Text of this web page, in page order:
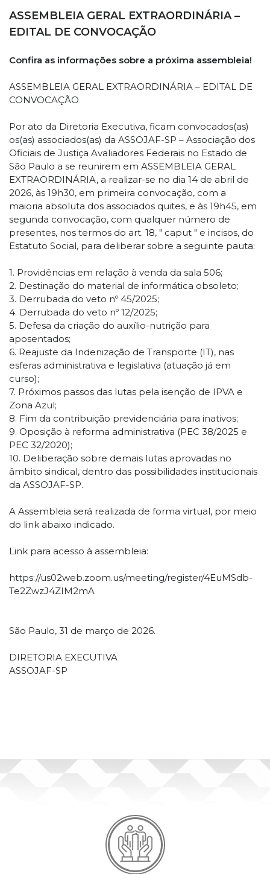
ASSEMBLEIA GERAL EXTRAORDINÁRIA –
EDITAL DE CONVOCAÇÃO
Confira as informações sobre a próxima assembleia!
ASSEMBLEIA GERAL EXTRAORDINÁRIA – EDITAL DE
CONVOCAÇÃO
Por ato da Diretoria Executiva, ficam convocados(as)
os(as) associados(as) da ASSOJAF-SP – Associação dos
Oficiais de Justiça Avaliadores Federais no Estado de
São Paulo a se reunirem em ASSEMBLEIA GERAL
EXTRAORDINÁRIA, a realizar-se no dia 14 de abril de
2026, às 19h30, em primeira convocação, com a
maioria absoluta dos associados quites, e às 19h45, em
segunda convocação, com qualquer número de
presentes, nos termos do art. 18, " caput " e incisos, do
Estatuto Social, para deliberar sobre a seguinte pauta:
1. Providências em relação à venda da sala 506;
2. Destinação do material de informática obsoleto;
3. Derrubada do veto nº 45/2025;
4. Derrubada do veto nº 12/2025;
5. Defesa da criação do auxílio-nutrição para
aposentados;
6. Reajuste da Indenização de Transporte (IT), nas
esferas administrativa e legislativa (atuação já em
curso);
7. Próximos passos das lutas pela isenção de IPVA e
Zona Azul;
8. Fim da contribuição previdenciária para inativos;
9. Oposição à reforma administrativa (PEC 38/2025 e
PEC 32/2020);
10. Deliberação sobre demais lutas aprovadas no
âmbito sindical, dentro das possibilidades institucionais
da ASSOJAF-SP.
A Assembleia será realizada de forma virtual, por meio
do link abaixo indicado.
Link para acesso à assembleia:
https://us02web.zoom.us/meeting/register/4EuMSdb-
Te2ZwzJ4ZIM2mA
São Paulo, 31 de março de 2026.
DIRETORIA EXECUTIVA
ASSOJAF-SP